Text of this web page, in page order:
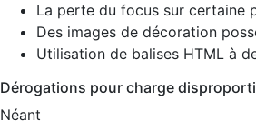
La perte du focus sur certaine
Des images de décoration
Utilisation de balises HTML à
Dérogations pour charge
Néant